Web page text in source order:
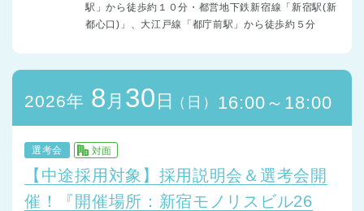
駅」から徒歩約１０分・都営地下鉄新宿線「新宿駅(新
都心口)」、大江戸線「都庁前駅」から徒歩約５分
2026年 8 月 30 日 （日） 16:00～18:00
選考会 対面
【中途採用対象】採用説明会＆選考会開
催！『開催場所：新宿モノリスビル26